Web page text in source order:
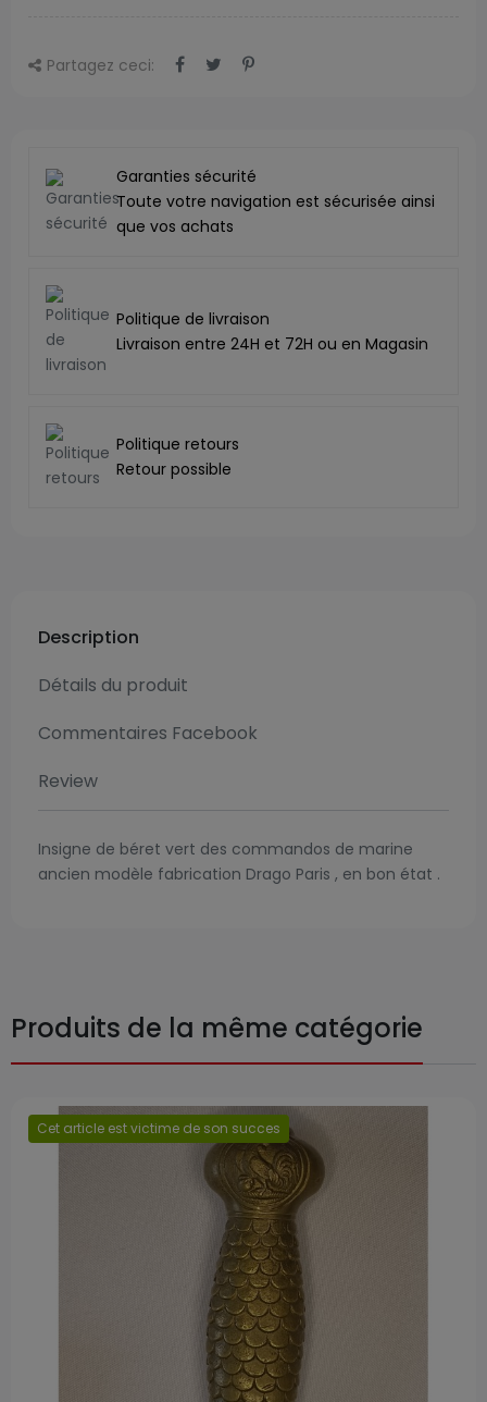
Partagez ceci:
Garanties sécurité
Toute votre navigation est sécurisée ainsi
que vos achats
Politique de livraison
Livraison entre 24H et 72H ou en Magasin
Politique retours
Retour possible
Description
Détails du produit
Commentaires Facebook
Review
Insigne de béret vert des commandos de marine
ancien modèle fabrication Drago Paris , en bon état .
Produits de la même catégorie
Cet article est victime de son succes